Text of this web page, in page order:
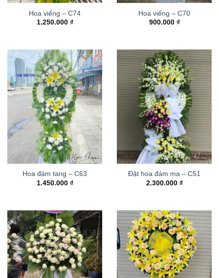
Hoa viếng – C74
1.250.000 ₫
Hoa viếng – C70
900.000 ₫
Hoa đám tang – C63
1.450.000 ₫
Đặt hoa đám ma – C51
2.300.000 ₫